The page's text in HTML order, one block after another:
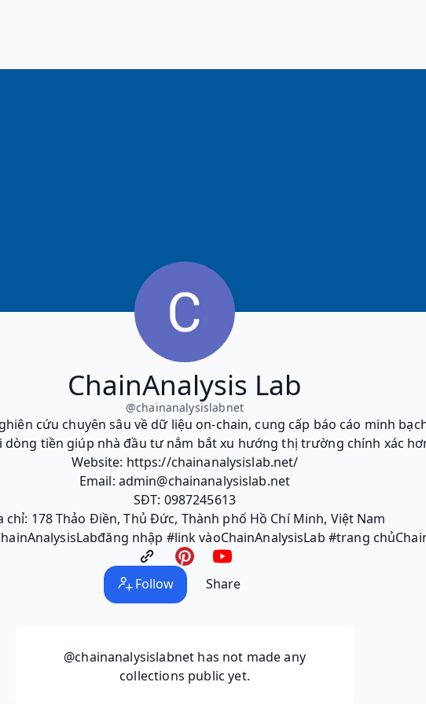
ChainAnalysis Lab
@chainanalysislabnet
cứu chuyên sâu về dữ liệu on-chain, cung cấp báo cáo minh
dòng tiền giúp nhà đầu tư nắm bắt xu hướng thị trường chính xác
Website: https://chainanalysislab.net/
Email: admin@chainanalysislab.net
SĐT: 0987245613
chỉ: 178 Thảo Điền, Thủ Đức, Thành phố Hồ Chí Minh, Việt Nam
nhập #link vàoChainAnalysisLab #trang
Follow Share
@chainanalysislabnet has not made any
collections public yet.